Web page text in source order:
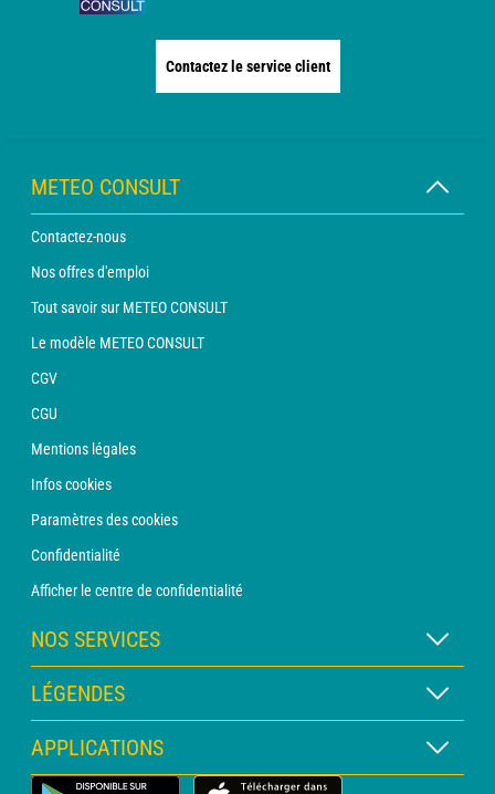
Contactez le service client
METEO CONSULT
Contactez-nous
Nos offres d'emploi
Tout savoir sur METEO CONSULT
Le modèle METEO CONSULT
CGV
CGU
Mentions légales
Infos cookies
Paramètres des cookies
Confidentialité
Afficher le centre de confidentialité
NOS SERVICES
Abonnement METEO Xpert
Abonnement METEO PRO
Consultation avec un prévisionniste
LÉGENDES
Légende des cartes
Légende des pictogrammes
APPLICATIONS